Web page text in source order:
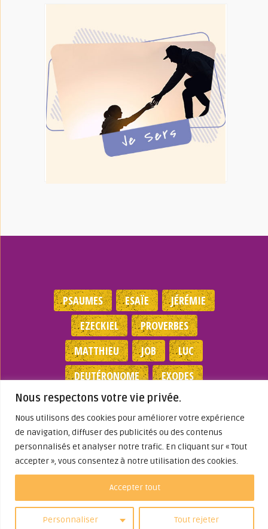
Nous respectons votre vie privée.
Nous utilisons des cookies pour améliorer votre expérience
de navigation, diffuser des publicités ou des contenus
personnalisés et analyser notre trafic. En cliquant sur « Tout
accepter », vous consentez à notre utilisation des cookies.
Personnaliser Tout rejeter
Accepter tout
PSAUMES ESAÏE
JÉRÉMIE
EZECKIEL
PROVERBES
MATTHIEU
JOB
LUC
DEUTÉRONOME
EXODES
NOMBRES
JEAN 1 SAMUEL
Mentions légales|Politique de
confidentialité|Partenaires|Dieu A Agi
Dans ma Vie
© 2026